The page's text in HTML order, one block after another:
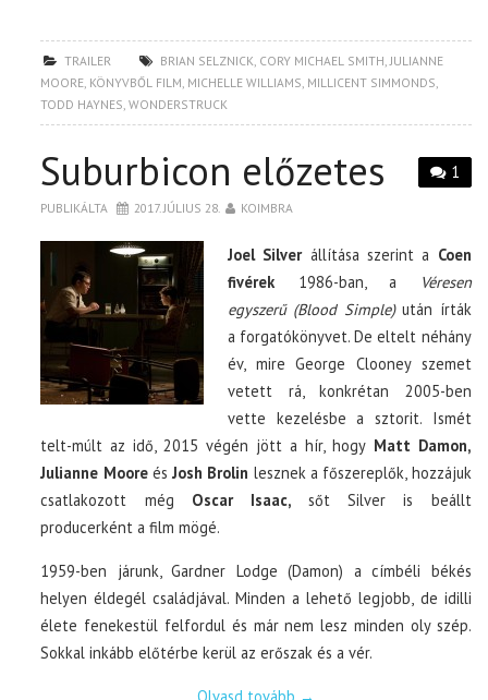
TRAILER BRIAN SELZNICK CORY MICHAEL SMITH JULIANNE
MOORE KÖNYVBŐL FILM MICHELLE WILLIAMS MILLICENT SIMMONDS
TODD HAYNES ,WONDERSTRUCK
1
Suburbicon előzetes
PUBLIKÁLTA 2017. JÚLIUS 28. KOIMBRA
Joel Silverállítása szerint a Coen
fivérek 1986-ban, a
Véresen
egyszerű (Blood Simple)után írták
a forgatókönyvet. De eltelt néhány
év, mire George Clooney szemet
vetett rá, konkrétan 2005-ben
vette kezelésbe a sztorit. Ismét
telt-múlt az idő, 2015 végén jött a hír, hogyMatt Damon,
Julianne MooreésJosh Brolin lesznek a főszereplők, hozzájuk
csatlakozott még Oscar Isaac,sőt Silver is beállt
producerként a film mögé.
1959-ben járunk, Gardner Lodge (Damon) a címbéli békés
helyen éldegél családjával. Minden a lehető legjobb, de idilli
élete fenekestül felfordul és már nem lesz minden oly szép.
Sokkal inkább előtérbe kerül az erőszak és a vér.